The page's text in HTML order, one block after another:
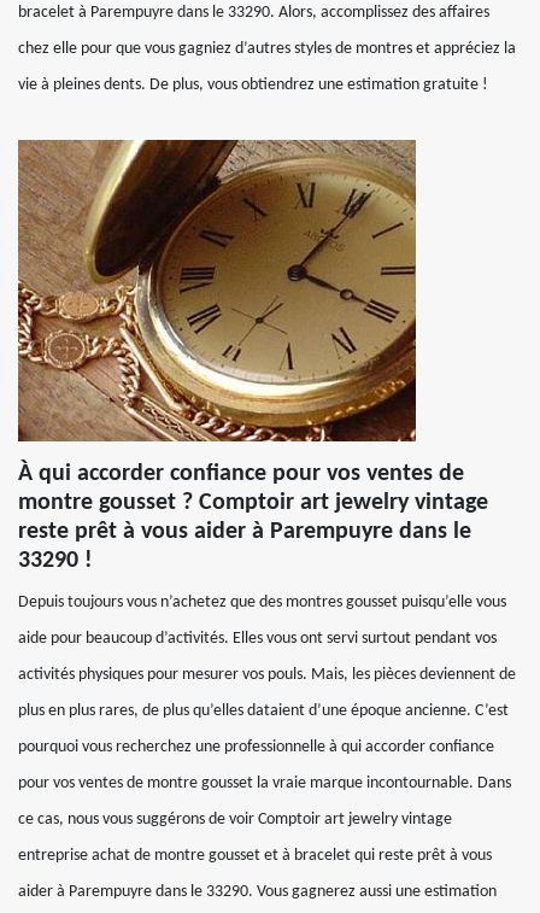
bracelet à Parempuyre dans le 33290. Alors, accomplissez des affaires
chez elle pour que vous gagniez d’autres styles de montres et appréciez la
vie à pleines dents. De plus, vous obtiendrez une estimation gratuite !
À qui accorder confiance pour vos ventes de
montre gousset ? Comptoir art jewelry vintage
reste prêt à vous aider à Parempuyre dans le
33290 !
Depuis toujours vous n’achetez que des montres gousset puisqu’elle vous
aide pour beaucoup d’activités. Elles vous ont servi surtout pendant vos
activités physiques pour mesurer vos pouls. Mais, les pièces deviennent de
plus en plus rares, de plus qu’elles dataient d’une époque ancienne. C’est
pourquoi vous recherchez une professionnelle à qui accorder confiance
pour vos ventes de montre gousset la vraie marque incontournable. Dans
ce cas, nous vous suggérons de voir Comptoir art jewelry vintage
entreprise achat de montre gousset et à bracelet qui reste prêt à vous
aider à Parempuyre dans le 33290. Vous gagnerez aussi une estimation